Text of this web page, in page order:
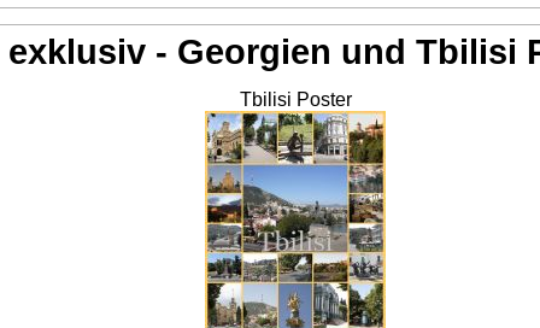
exklusiv - Georgien und Tbilisi
Tbilisi Poster